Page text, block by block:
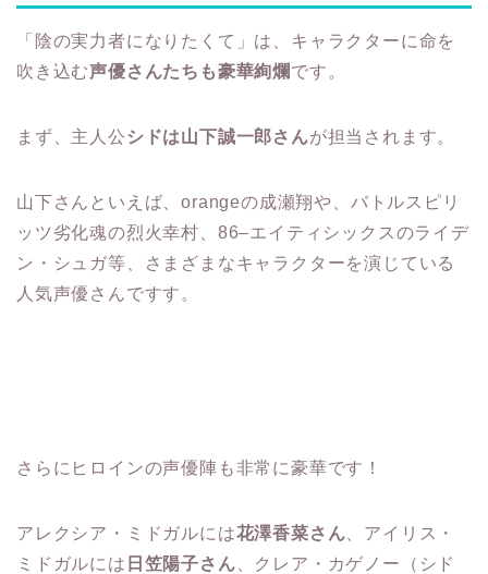
「陰の実力者になりたくて」は、キャラクターに命を
吹き込む声優さんたちも豪華絢爛です。
まず、主人公 シドは山下誠一郎さんが担当されます。
山下さんといえば、orangeの成瀬翔や、バトルスピリ
ッツ劣化魂の烈火幸村、86–エイティシックスのライデ
ン・シュガ等、さまざまなキャラクターを演じている
人気声優さんですす。
さらにヒロインの声優陣も非常に豪華です！
アレクシア・ミドガルには花澤香菜さん 、アイリス・
ミドガルには 日笠陽子さん 、クレア・カゲノー（シド